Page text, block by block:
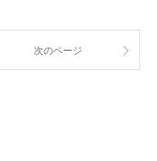
次のページ